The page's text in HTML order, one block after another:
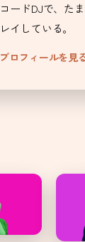
コードDJで、た
レイしている。
プロフィールを見